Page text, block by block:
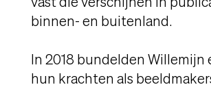
binnen- en buitenland.
In 2018 bundelden Willemijn
hun krachten als